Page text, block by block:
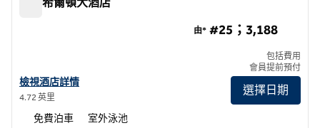
查看曼谷希爾頓大酒店詳情
檢視酒店詳情
4.72 英里
由* #25；3,188
包括費用
會員提前預付
選擇日期
免費泊車 室外泳池